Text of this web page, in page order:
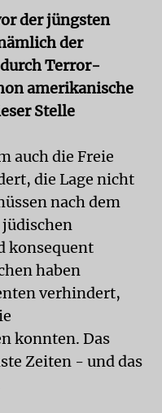
der jüngsten
der
durch Terror-
amerikanische
Stelle
auch die Freie
die Lage nicht
nach dem
konsequent
haben
verhindert,
konnten. Das
Zeiten - und das